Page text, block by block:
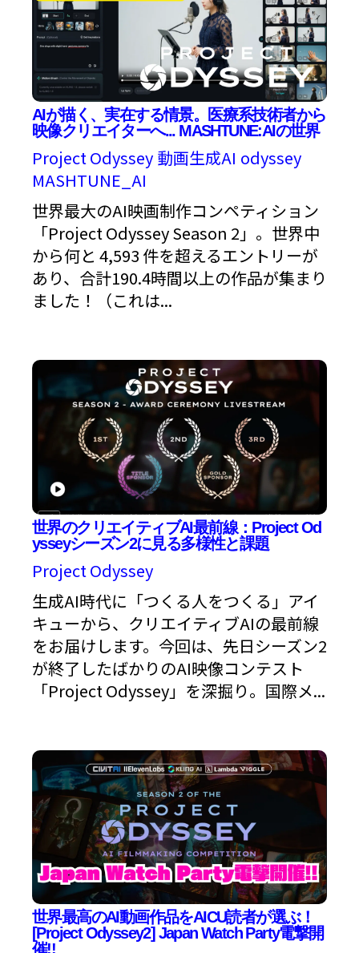
AIが描く、実在する情景。医療系技術者から
映像クリエイターへ... MASHTUNE:AIの世界
Project Odyssey 動画生成AI odyssey
MASHTUNE_AI
世界最大のAI映画制作コンペティション
「Project Odyssey Season 2」。世界中
から何と 4,593 件を超えるエントリーが
あり、合計190.4時間以上の作品が集まり
ました！（これは...
世界のクリエイティブAI最前線：Project Od
ysseyシーズン2に見る多様性と課題
Project Odyssey
生成AI時代に「つくる人をつくる」アイ
キューから、クリエイティブAIの最前線
をお届けします。今回は、先日シーズン2
が終了したばかりのAI映像コンテスト
「Project Odyssey」を深掘り。国際メ...
世界最高のAI動画作品をAICU読者が選ぶ！
[Project Odyssey2] Japan Watch Party電撃開
催!!